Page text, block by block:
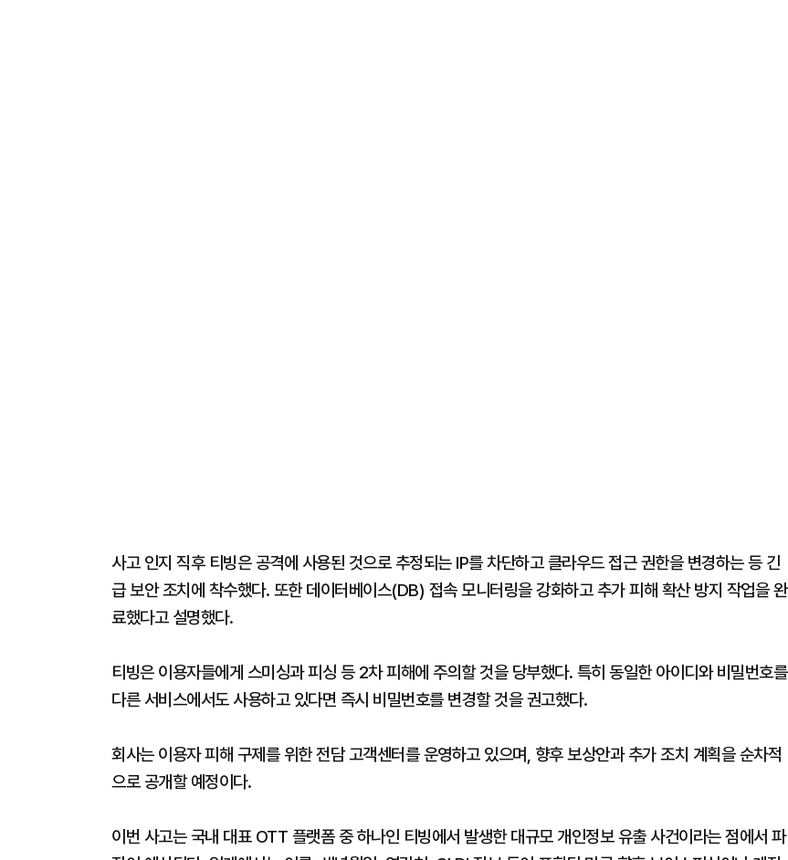
사고 인지 직후 티빙은 공격에 사용된 것으로 추정되는 IP를 차단하고 클라우드 접근 권한을 변경하는 등 긴
급 보안 조치에 착수했다. 또한 데이터베이스(DB) 접속 모니터링을 강화하고 추가 피해 확산 방지 작업을 완
료했다고 설명했다.
티빙은 이용자들에게 스미싱과 피싱 등 2차 피해에 주의할 것을 당부했다. 특히 동일한 아이디와 비밀번호를
다른 서비스에서도 사용하고 있다면 즉시 비밀번호를 변경할 것을 권고했다.
회사는 이용자 피해 구제를 위한 전담 고객센터를 운영하고 있으며, 향후 보상안과 추가 조치 계획을 순차적
으로 공개할 예정이다.
이번 사고는 국내 대표 OTT 플랫폼 중 하나인 티빙에서 발생한 대규모 개인정보 유출 사건이라는 점에서 파